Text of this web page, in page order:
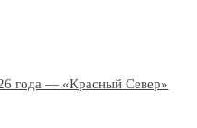
года — «Красный Север»